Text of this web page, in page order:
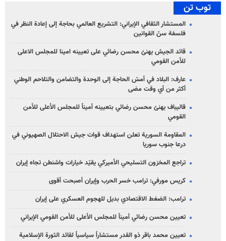
توب تن
المستشار الثقافي الإيراني: التشريع العالمي بحاجة إلى إعادة النظر في
فلسفة سنّ القوانين
قائد الجيش يهنئ محسن رضائي على تعيينه امينا للمجلس الاعلى
للأمن القومي
عارف: البلاد في أمسّ الحاجة إلى الوحدة والتضامن والتلاحم الوطني
أكثر من أي وقت مضى
قاليباف يهنئ محسن رضائي بتعيينه أميناً للمجلس الأعلى للأمن
القومي
المقاومة السورية تعلن استهداف قوات جيش الاحتلال الصهيوني في
درعا جنوب سوريا
تراجع المخزون التسليحي الأميركي يقيّد خيارات واشنطن تجاه إيران
كريس مورفي: ترامب خسر الحرب وإيران أصبحت أقوى
ترامب: الضغط الاقتصادي بديل للهجوم العسكري على إيران
تعيين محسن رضائي أميناً للمجلس الأعلى للأمن القومي الإيراني
تعيين محمد باقر ذو القدر مستشاراً سياسياً لقائد الثورة الإسلامية